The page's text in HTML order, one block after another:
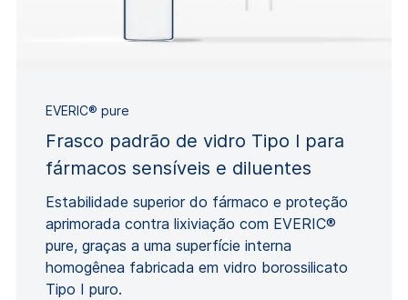
EVERIC® pure
Frasco padrão de vidro Tipo I para
fármacos sensíveis e diluentes
Estabilidade superior do fármaco e proteção
aprimorada contra lixiviação com EVERIC®
pure, graças a uma superfície interna
homogênea fabricada em vidro borossilicato
Tipo I puro.